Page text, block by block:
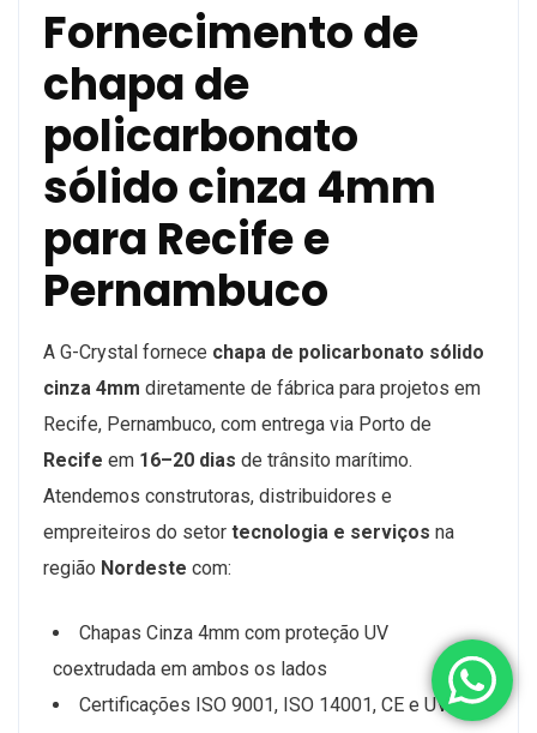
Fornecimento de
chapa de
policarbonato
sólido cinza 4mm
para Recife e
Pernambuco
A G-Crystal fornece chapa de policarbonato sólido
cinza 4mm diretamente de fábrica para projetos em
Recife, Pernambuco, com entrega via Porto de
Recife em 16–20 dias de trânsito marítimo.
Atendemos construtoras, distribuidores e
empreiteiros do setor tecnologia e serviços na
região Nordeste com:
Chapas Cinza 4mm com proteção UV
coextrudada em ambos os lados
Certificações ISO 9001, ISO 14001, CE e UV